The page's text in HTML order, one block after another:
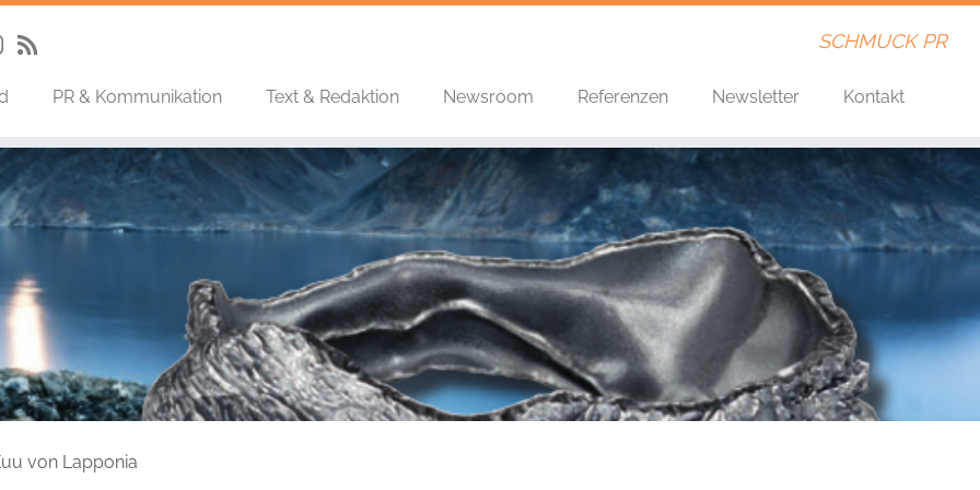
SCHMUCK PR
PR & Kommunikation Text & Redaktion Newsroom Referenzen Newsletter Kontakt
von Lapponia